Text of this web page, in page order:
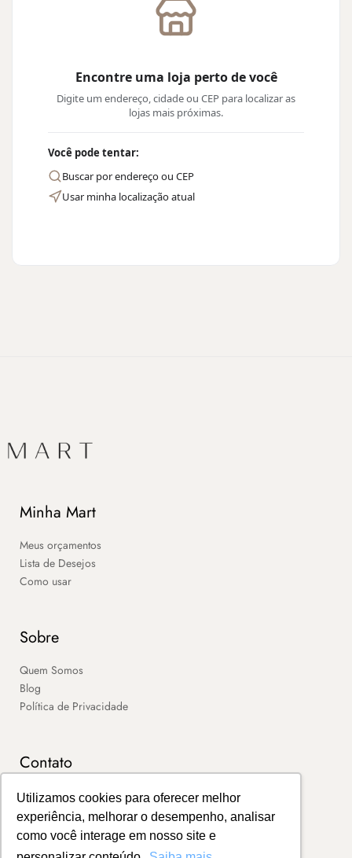
Utilizamos cookies para oferecer melhor
experiência, melhorar o desempenho, analisar
como você interage em nosso site e
Encontre uma loja perto de você
Digite um endereço, cidade ou CEP para localizar as
lojas mais próximas.
Você pode tentar:
Buscar por endereço ou CEP
Usar minha localização atual
Minha Mart
Meus orçamentos
Lista de Desejos
Como usar
Sobre
Quem Somos
Blog
Política de Privacidade
Contato
SAC
Contato
Portal de Boletos